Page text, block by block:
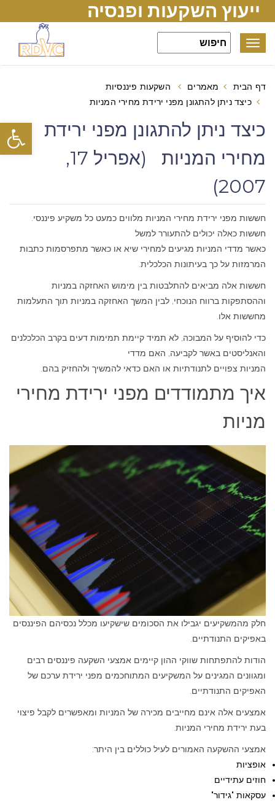
פתח
ייעוץ השקעות ופנסיה
Toggle
דף הבית מאמרים
השקעות פיננסיות
כיצד ניתן להתגונן מפני ירידת מחירי המניות
כיצד ניתן להתגונן מפני ירידת
מחירי המניות (אפריל 17,
2007)
חששות מפני ירידת מחירי המניות מלווים כמעט כל משקיע פיננסי.
חששות כאלה יכולים להתעורר למשל
כאשר מדדי המניות מגיעים למחירי שיא או כאשר מתפרסמות כתבות
המרמזות על כך בעיתונות הכלכלית.
חששות אלה מביאים להתלבטות בין מימוש האחזקה במניות
וההסתפקות ברווח הנוכחי, לבין המשך האחזקה במניות תוך התעלמות
מחששות אלו.
כדי להוסיף על המבוכה, לא תמיד קיימת תמימות דעים בקרב הכלכלנים
והאנליסטים באשר לקביעה, האם מדדי
המניות צפויים לתנודתיות או האם כדאי להמשיך ולהחזיק בהם.
איך מתמודדים מפני ירידת מחירי
מניות
חלק מהמשקיעים יגבילו את הסכומים שישקיעו מכלל נכסיהם הפיננסים
באפיקים התנודתיים.
הודות להתפתחות שווקי ההון קיימים אמצעי השקעה פיננסים רבים
ומגוונים המגינים על המשקיעים המתוחכמים מפני ירידת ערכם של
האפיקים התנודתיים.
אמצעים אלה אינם מחייבים מכירה של המניות ומאפשרים לקבל פיצוי
בעת ירידת מחירי המניות.
אמצעי ההשקעה האמורים לעיל כוללים בין היתר:
אופציות
חוזים עתידיים
עסקאות "גידור"